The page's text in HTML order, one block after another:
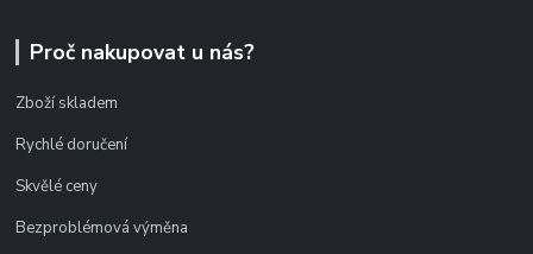
Proč nakupovat u nás?
Zboží skladem
Rychlé doručení
Skvělé ceny
Bezproblémová výměna